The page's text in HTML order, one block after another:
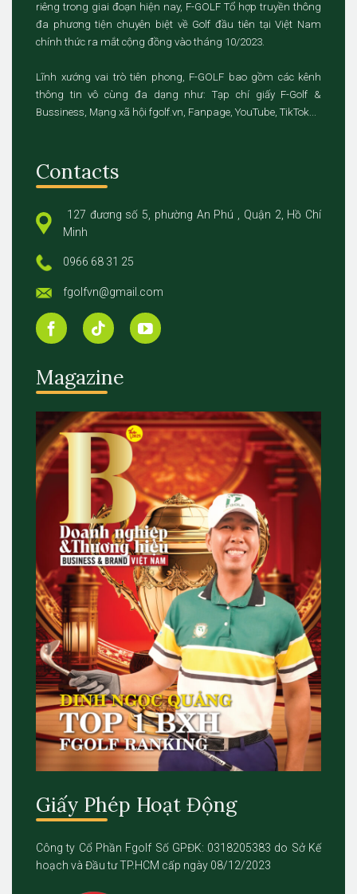
riêng trong giai đoạn hiện nay, F-GOLF Tổ hợp truyền thông
đa phương tiện chuyên biệt về Golf đầu tiên tại Việt Nam
chính thức ra mắt cộng đồng vào tháng 10/2023.
Lĩnh xướng vai trò tiên phong, F-GOLF bao gồm các kênh
thông tin vô cùng đa dạng như: Tạp chí giấy F-Golf &
Bussiness, Mạng xã hội fgolf.vn, Fanpage, YouTube, TikTok...
Contacts
127 đương số 5, phường An Phú , Quận 2, Hồ Chí
Minh
0966 68 31 25
fgolfvn@gmail.com
Magazine
Giấy Phép Hoạt Động
Công ty Cổ Phần Fgolf Số GPĐK: 0318205383 do Sở Kế
hoạch và Đầu tư TP.HCM cấp ngày 08/12/2023